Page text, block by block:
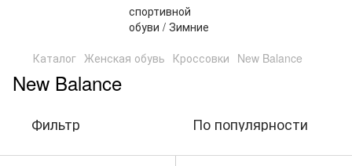
Каталог Женская обувь Кроссовки New Balance
New Balance
Фильтр По популярности